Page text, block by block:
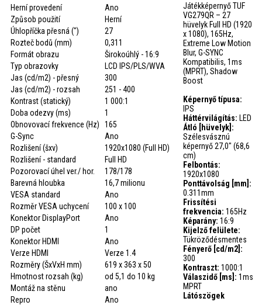
Herní provedení
Ano
Způsob použití
Herní
Úhlopříčka přesná (")
27
Rozteč bodů (mm)
0,311
Formát obrazu
Širokoúhlý - 16:9
Typ obrazovky
LCD IPS/PLS/WVA
Jas (cd/m2) - přesný
300
Jas (cd/m2) - rozsah
251 - 400
Kontrast (statický)
1 000:1
Doba odezvy (ms)
1
Obnovovací frekvence (Hz)
165
G-Sync
Ano
Rozlišení (šxv)
1920x1080 (Full HD)
Rozlišení - standard
Full HD
Pozorovací úhel ver./ hor.
178/178
Barevná hloubka
16,7 milionu
VESA standard
Ano
Rozměr VESA uchycení
100 x 100
Konektor DisplayPort
Ano
DP počet
1
Konektor HDMI
Ano
Verze HDMI
Verze 1.4
Rozměry (ŠxVxH mm)
619 x 363 x 50
Hmotnost rozsah (kg)
od 5,1 do 10 kg
Montáž na stěnu
ano
Repro
Ano
Játékképernyő TUF
VG279QR – 27
hüvelyk Full HD (1920
x 1080), 165Hz,
Extreme Low Motion
Blur, G-SYNC
Kompatibilis, 1ms
(MPRT), Shadow
Boost
Képernyő típusa:
IPS
Háttérvilágítás: LED
Átló [hüvelyk]:
Szélesvásznú
képernyő 27,0" (68,6
cm)
Felbontás:
1920x1080
Ponttávolság [mm]:
0.311mm
Frissítési
frekvencia: 165Hz
Képarány: 16:9
Kijelző felülete:
Tükröződésmentes
Fényerő [cd/m2]:
300
Kontraszt: 1000:1
Válaszidő [ms]: 1ms
MPRT
Látószögek